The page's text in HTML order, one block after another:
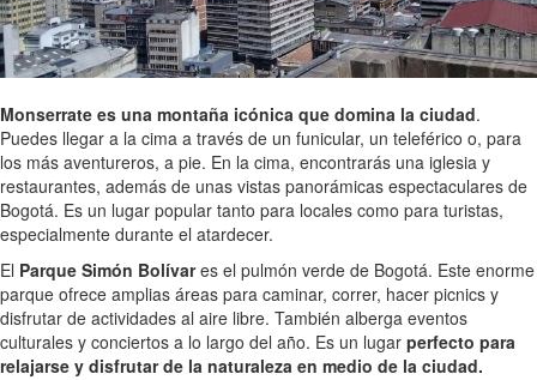
Monserrate es una montaña icónica que domina la ciudad.
Puedes llegar a la cima a través de un funicular, un teleférico o, para
los más aventureros, a pie. En la cima, encontrarás una iglesia y
restaurantes, además de unas vistas panorámicas espectaculares de
Bogotá. Es un lugar popular tanto para locales como para turistas,
especialmente durante el atardecer.
El Parque Simón Bolívares el pulmón verde de Bogotá. Este enorme
parque ofrece amplias áreas para caminar, correr, hacer picnics y
disfrutar de actividades al aire libre. También alberga eventos
culturales y conciertos a lo largo del año. Es un lugar perfecto para
relajarse y disfrutar de la naturaleza en medio de la ciudad.